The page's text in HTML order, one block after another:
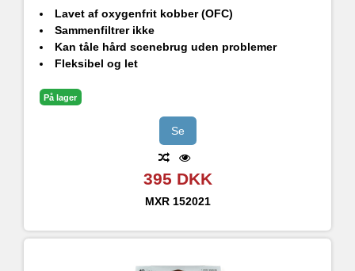
Lavet af oxygenfrit kobber (OFC)
Sammenfiltrer ikke
Kan tåle hård scenebrug uden problemer
Fleksibel og let
På lager
Se
395 DKK
MXR 152021